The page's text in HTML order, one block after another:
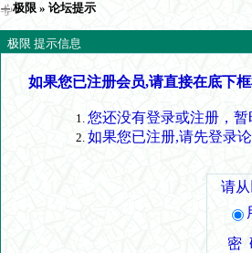
极限 » 论坛提示
极限 提示信息
如果您已注册会员,请直接在底下
您还没有登录或注册，
如果您已注册,请先登录
请
密